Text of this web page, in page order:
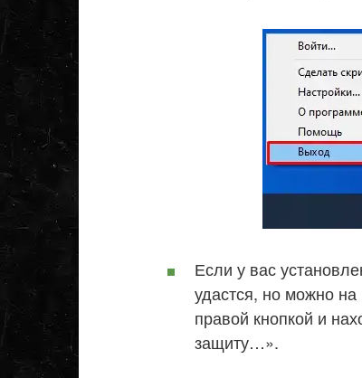
Если у вас
удастся, но можно
правой кнопкой и
защиту…».